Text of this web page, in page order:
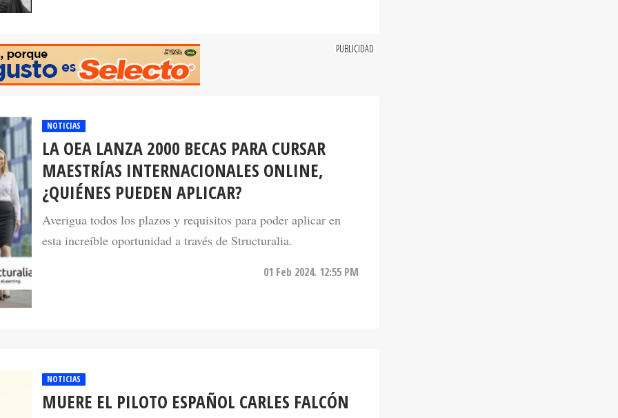
LA OEA LANZA 2000 BECAS PARA CURSAR
MAESTRÍAS INTERNACIONALES ONLINE,
¿QUIÉNES PUEDEN APLICAR?
Averigua todos los plazos y requisitos para poder aplicar en
esta increíble oportunidad a través de Structuralia.
01 Feb 2024. 12:55 PM
MUERE EL PILOTO ESPAÑOL CARLES FALCÓN
TRAS UN GRAVE ACCIDENTE